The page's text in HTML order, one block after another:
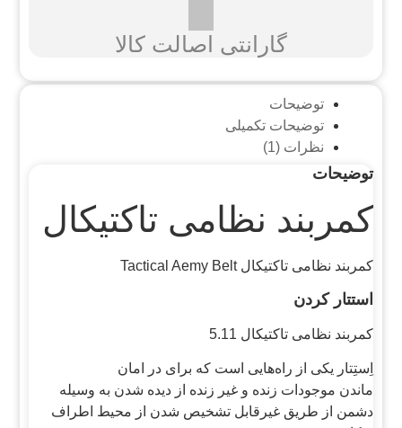
گارانتی اصالت کالا
توضیحات
توضیحات تکمیلی
نظرات (1)
توضیحات
کمربند نظامی تاکتیکال
کمربند نظامی تاکتیکال Tactical Aemy Belt
استتار کردن
کمربند نظامی تاکتیکال 5.11
اِستِتار یکی از راه‌هایی است که برای در امان
ماندن موجودات زنده و غیر زنده از دیده شدن به وسیله
دشمن از طریق غیرقابل تشخیص شدن از محیط اطراف